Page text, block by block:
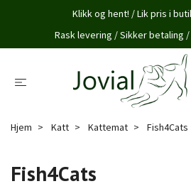
Klikk og hent! / Lik pris i
Rask levering / Sikker betaling
Hjem Katt Kattemat Fish4Cats
Fish4Cats